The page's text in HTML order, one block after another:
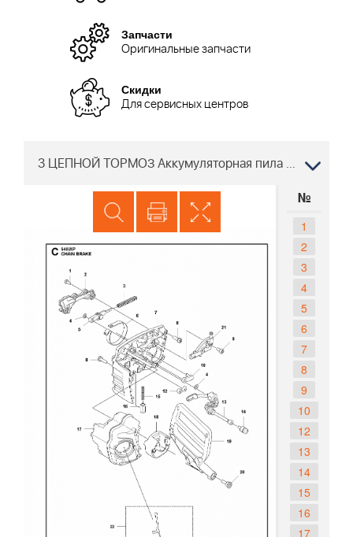
Запчасти
Оригинальные запчасти
Скидки
Для сервисных центров
3 ЦЕПНОЙ ТОРМОЗ Аккумуляторная пила Husqvarna 540i XP®
№
1
2
3
4
5
6
7
8
9
10
12
13
14
15
16
17